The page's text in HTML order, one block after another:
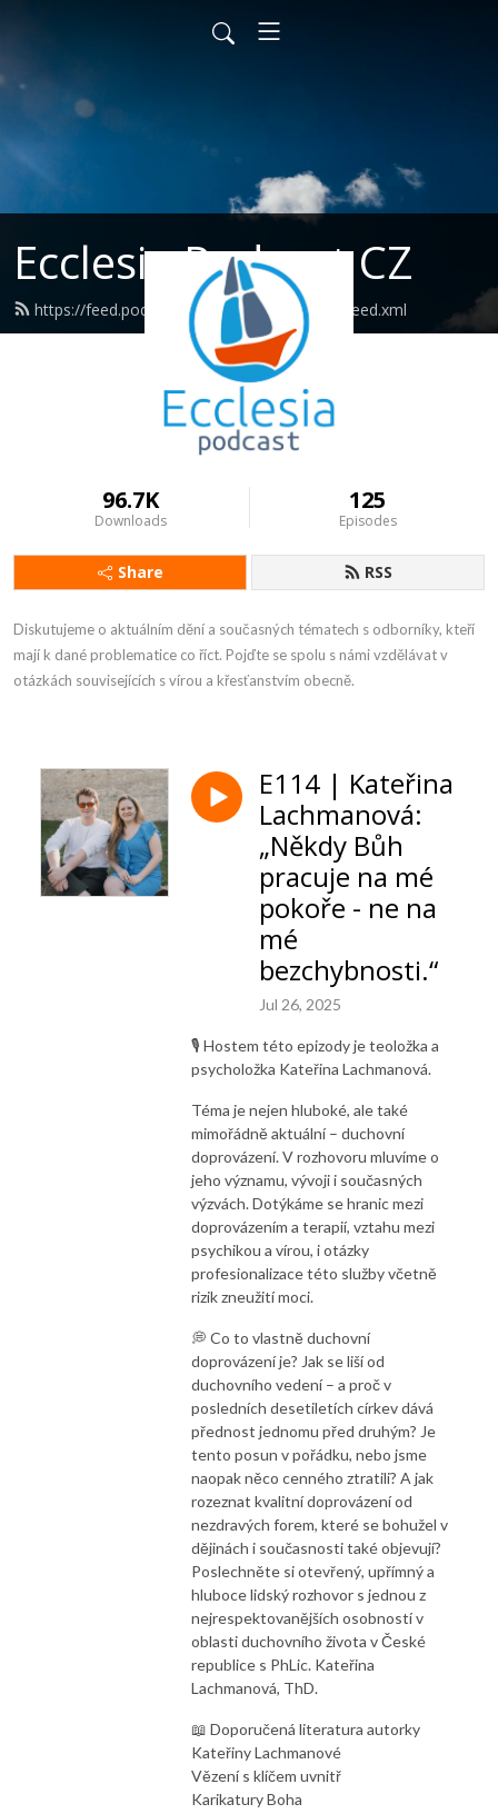
Ecclesia Podcast CZ
https://feed.podbean.com/ecclesiapodcast/feed.xml
96.7K
Downloads
125
Episodes
Share RSS
Diskutujeme o aktuálním dění a současných tématech s odborníky, kteří
mají k dané problematice co říct. Pojďte se spolu s námi vzdělávat v
otázkách souvisejících s vírou a křesťanstvím obecně.
E114 | Kateřina
Lachmanová:
„Někdy Bůh
pracuje na mé
pokoře - ne na
mé
bezchybnosti.“
Jul 26, 2025
🎙 Hostem této epizody je teoložka a
psycholožka Kateřina Lachmanová.
Téma je nejen hluboké, ale také
mimořádně aktuální – duchovní
doprovázení. V rozhovoru mluvíme o
jeho významu, vývoji i současných
výzvách. Dotýkáme se hranic mezi
doprovázením a terapií, vztahu mezi
psychikou a vírou, i otázky
profesionalizace této služby včetně
rizik zneužití moci.
💭 Co to vlastně duchovní
doprovázení je? Jak se liší od
duchovního vedení – a proč v
posledních desetiletích církev dává
přednost jednomu před druhým? Je
tento posun v pořádku, nebo jsme
naopak něco cenného ztratili? A jak
rozeznat kvalitní doprovázení od
nezdravých forem, které se bohužel v
dějinách i současnosti také objevují?
Poslechněte si otevřený, upřímný a
hluboce lidský rozhovor s jednou z
nejrespektovanějších osobností v
oblasti duchovního života v České
republice s PhLic. Kateřina
Lachmanová, ThD.
📖 Doporučená literatura autorky
Kateřiny Lachmanové
Vězení s klíčem uvnitř
Karikatury Boha